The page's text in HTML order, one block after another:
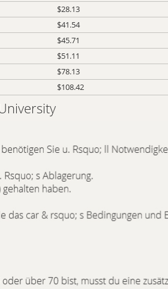
$28.13
$41.54
$45.71
$51.11
$78.13
$108.42